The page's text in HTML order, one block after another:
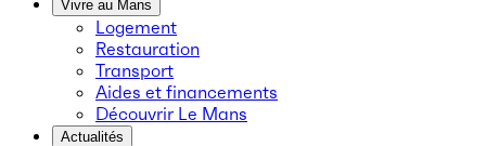
Vivre au Mans
Logement
Restauration
Transport
Aides et financements
Découvrir Le Mans
Actualités